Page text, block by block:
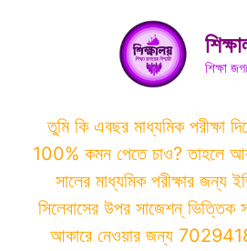
শিক্ষা
তুমি কি এবছর মাধ্যমিক পরীক্ষা
100% কমন পেতে চাও? তাহলে
সালের মাধ্যমিক পরীক্ষার জন্য
সিলেবাসের উপর সাজেশন্
আকারে নেওয়ার জন্য